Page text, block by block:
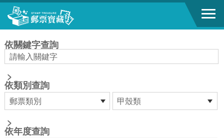
跳到主要內容區塊
依關鍵字查詢
>
依類別查詢
>
依年度查詢